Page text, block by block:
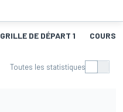
GRILLE DE DÉPART 1 COURSE
Toutes les statistiques